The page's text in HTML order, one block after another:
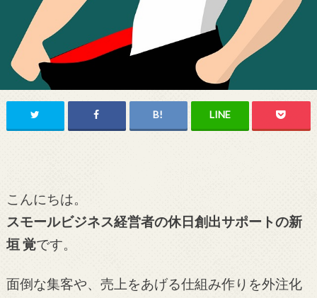
こんにちは。
スモールビジネス経営者の休日創出サポートの新
垣 覚です。
面倒な集客や、売上をあげる仕組み作りを外注化